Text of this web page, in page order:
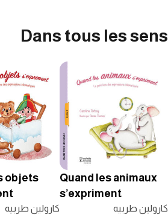
Dans tous les sens
Quand les animaux
s’expriment
كارولين طربيه
objets
كارولين طربيه